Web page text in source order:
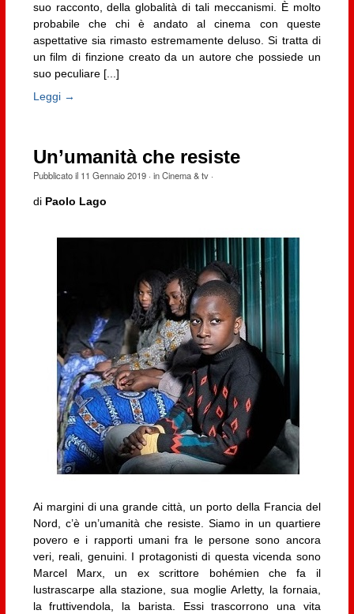
suo racconto, della globalità di tali meccanismi. È molto
probabile che chi è andato al cinema con queste
aspettative sia rimasto estremamente deluso. Si tratta di
un film di finzione creato da un autore che possiede un
suo peculiare [...]
Leggi →
Un’umanità che resiste
Pubblicato il 11 Gennaio 2019· inCinema & tv·
di Paolo Lago
Ai margini di una grande città, un porto della Francia del
Nord, c’è un’umanità che resiste. Siamo in un quartiere
povero e i rapporti umani fra le persone sono ancora
veri, reali, genuini. I protagonisti di questa vicenda sono
Marcel Marx, un ex scrittore bohémien che fa il
lustrascarpe alla stazione, sua moglie Arletty, la fornaia,
la fruttivendola, la barista. Essi trascorrono una vita